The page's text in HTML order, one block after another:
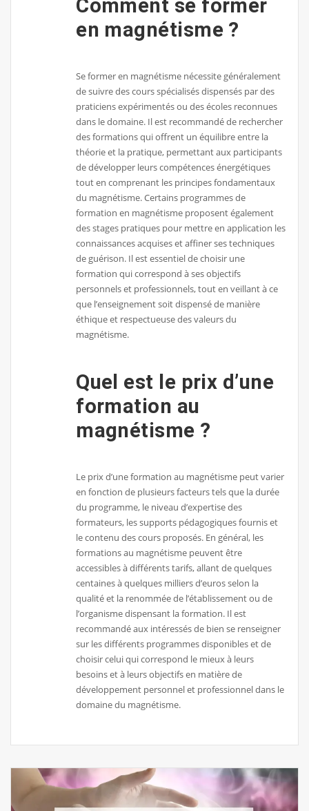
Comment se former
en magnétisme ?
Se former en magnétisme nécessite généralement
de suivre des cours spécialisés dispensés par des
praticiens expérimentés ou des écoles reconnues
dans le domaine. Il est recommandé de rechercher
des formations qui offrent un équilibre entre la
théorie et la pratique, permettant aux participants
de développer leurs compétences énergétiques
tout en comprenant les principes fondamentaux
du magnétisme. Certains programmes de
formation en magnétisme proposent également
des stages pratiques pour mettre en application les
connaissances acquises et affiner ses techniques
de guérison. Il est essentiel de choisir une
formation qui correspond à ses objectifs
personnels et professionnels, tout en veillant à ce
que l’enseignement soit dispensé de manière
éthique et respectueuse des valeurs du
magnétisme.
Quel est le prix d’une
formation au
magnétisme ?
Le prix d’une formation au magnétisme peut varier
en fonction de plusieurs facteurs tels que la durée
du programme, le niveau d’expertise des
formateurs, les supports pédagogiques fournis et
le contenu des cours proposés. En général, les
formations au magnétisme peuvent être
accessibles à différents tarifs, allant de quelques
centaines à quelques milliers d’euros selon la
qualité et la renommée de l’établissement ou de
l’organisme dispensant la formation. Il est
recommandé aux intéressés de bien se renseigner
sur les différents programmes disponibles et de
choisir celui qui correspond le mieux à leurs
besoins et à leurs objectifs en matière de
développement personnel et professionnel dans le
domaine du magnétisme.